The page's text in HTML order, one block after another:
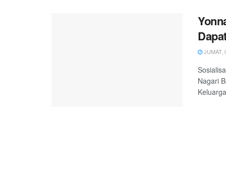
JUMAT,
Nagari